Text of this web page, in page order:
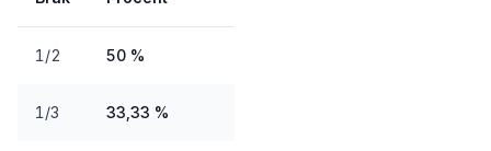
1/2 50 %
1/3 33,33 %